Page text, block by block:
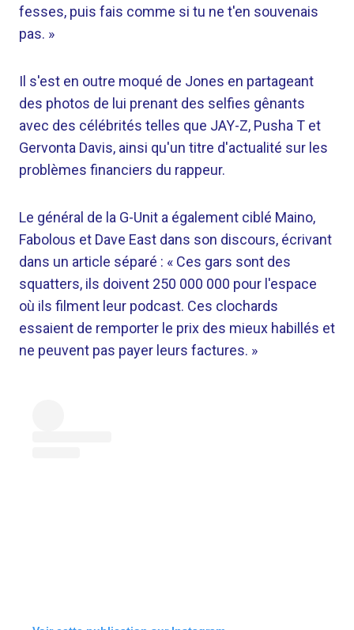
fesses, puis fais comme si tu ne t'en souvenais
pas. »
Il s'est en outre moqué de Jones en partageant
des photos de lui prenant des selfies gênants
avec des célébrités telles que JAY-Z, Pusha T et
Gervonta Davis, ainsi qu'un titre d'actualité sur les
problèmes financiers du rappeur.
Le général de la G-Unit a également ciblé Maino,
Fabolous et Dave East dans son discours, écrivant
dans un article séparé : « Ces gars sont des
squatters, ils doivent 250 000 000 pour l'espace
où ils filment leur podcast. Ces clochards
essaient de remporter le prix des mieux habillés et
ne peuvent pas payer leurs factures. »